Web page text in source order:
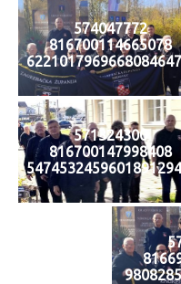
574047772
816700114665078
571324300
816700147998408